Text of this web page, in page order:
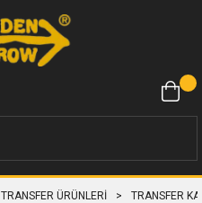
TRANSFER ÜRÜNLERİ TRANSFER